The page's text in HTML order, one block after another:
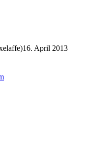
16. April 2013